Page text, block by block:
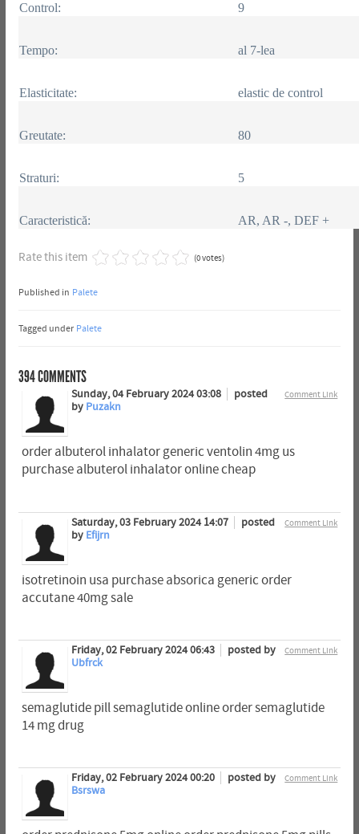
Control: 9
Tempo: al 7-lea
Elasticitate: elastic de control
Greutate: 80
Straturi: 5
Caracteristică: AR, AR -, DEF +
Rate this item (0 votes)
Published in Palete
Tagged under Palete
394COMMENTS
Comment Link
Sunday, 04 February 2024 03:08
posted
by Puzakn
order albuterol inhalator generic ventolin 4mg us
purchase albuterol inhalator online cheap
Comment Link
Saturday, 03 February 2024 14:07
posted
by Efijrn
isotretinoin usa purchase absorica generic order
accutane 40mg sale
Comment Link
Friday, 02 February 2024 06:43
posted by
Ubfrck
semaglutide pill semaglutide online order semaglutide
14 mg drug
Comment Link
Friday, 02 February 2024 00:20
posted by
Bsrswa